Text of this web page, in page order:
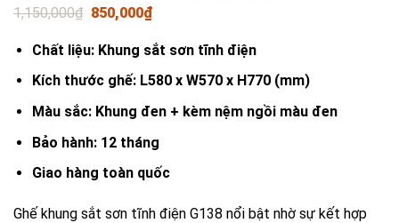
1,150,000₫ Giá
gốc
là:
1,150,000₫.
850,000₫Giá
hiện
tại
là:
Chất liệu: Khung sắt sơn tĩnh điện
Kích thước ghế: L580 x W570 x H770 (mm)
Màu sắc: Khung đen + kèm nệm ngồi màu đen
Bảo hành: 12 tháng
Giao hàng toàn quốc
Ghế khung sắt sơn tĩnh điện G138 nổi bật nhờ sự kết hợp